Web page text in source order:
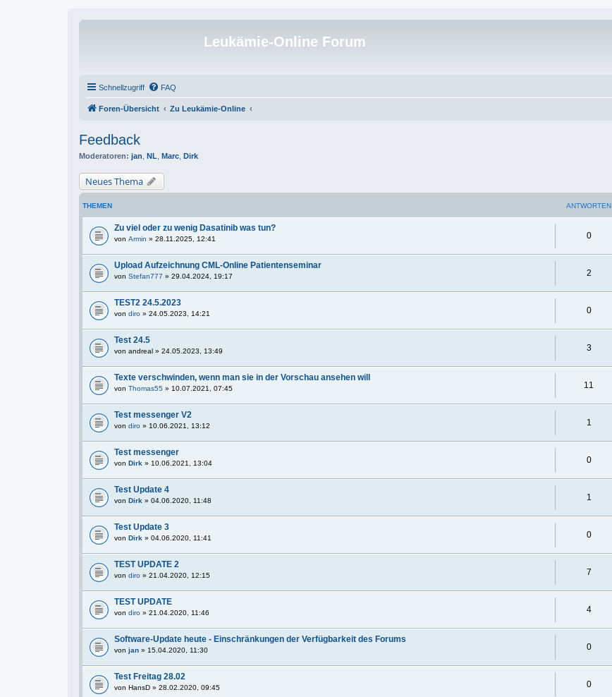
Leukämie-Online Forum
Schnellzugriff FAQ
Foren-Übersicht Zu Leukämie-Online
Feedback
Moderatoren: jan NL Marc Dirk
Neues Thema
THEMEN ANTWORTEN
Zu viel oder zu wenig Dasatinib was tun?
von Armin » 28.11.2025, 12:41 0
Upload Aufzeichnung CML-Online Patientenseminar
von Stefan777 » 29.04.2024, 19:17 2
TEST2 24.5.2023
von diro » 24.05.2023, 14:21 0
Test 24.5
von andreal » 24.05.2023, 13:49 3
Texte verschwinden, wenn man sie in der Vorschau ansehen will
von Thomas55 » 10.07.2021, 07:45 11
Test messenger V2
von diro » 10.06.2021, 13:12 1
Test messenger
von Dirk » 10.06.2021, 13:04 0
Test Update 4
von Dirk » 04.06.2020, 11:48 1
Test Update 3
von Dirk » 04.06.2020, 11:41 0
TEST UPDATE 2
von diro » 21.04.2020, 12:15 7
TEST UPDATE
von diro » 21.04.2020, 11:46 4
Software-Update heute - Einschränkungen der Verfügbarkeit des Forums
von jan » 15.04.2020, 11:30 0
Test Freitag 28.02
von HansD » 28.02.2020, 09:45 0